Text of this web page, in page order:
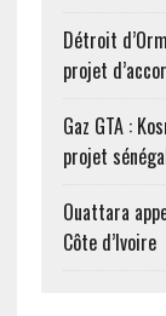
Détroit
projet
Gaz GTA :
projet
Ouattara
Côte d’Ivoire